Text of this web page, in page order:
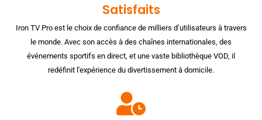
Satisfaits
Iron TV Pro est le choix de confiance de milliers d’utilisateurs à travers
le monde. Avec son accès à des chaînes internationales, des
événements sportifs en direct, et une vaste bibliothèque VOD, il
redéfinit l'expérience du divertissement à domicile.